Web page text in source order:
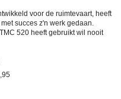
voor de ruimtevaart, heeft
succes z'n werk gedaan.
520 heeft gebruikt wil nooit